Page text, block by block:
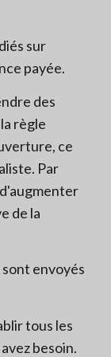
sur
payée.
des
règle
ce
Par
de la
sont envoyés
tous les
besoin.